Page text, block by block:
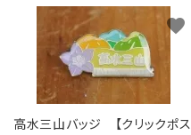
高水三山バッジ 【クリックポス
favorite